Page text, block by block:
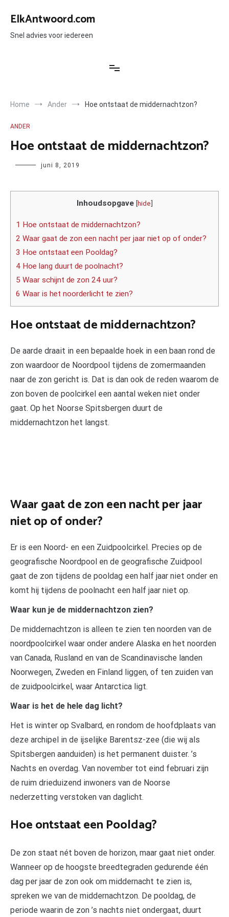
naar
inhoud
ElkAntwoord.com
Snel advies voor iedereen
Home Ander Hoe ontstaat de middernachtzon?
ANDER
Hoe ontstaat de middernachtzon?
Author juni 8, 2019
Inhoudsopgave [hide]
1 Hoe ontstaat de middernachtzon?
2 Waar gaat de zon een nacht per jaar niet op of onder?
3 Hoe ontstaat een Pooldag?
4 Hoe lang duurt de poolnacht?
5 Waar schijnt de zon 24 uur?
6 Waar is het noorderlicht te zien?
Hoe ontstaat de middernachtzon?
De aarde draait in een bepaalde hoek in een baan rond de
zon waardoor de Noordpool tijdens de zomermaanden
naar de zon gericht is. Dat is dan ook de reden waarom de
zon boven de poolcirkel een aantal weken niet onder
gaat. Op het Noorse Spitsbergen duurt de
middernachtzon het langst.
Waar gaat de zon een nacht per jaar
niet op of onder?
Er is een Noord- en een Zuidpoolcirkel. Precies op de
geografische Noordpool en de geografische Zuidpool
gaat de zon tijdens de pooldag een half jaar niet onder en
komt hij tijdens de poolnacht een half jaar niet op.
Waar kun je de middernachtzon zien?
De middernachtzon is alleen te zien ten noorden van de
noordpoolcirkel waar onder andere Alaska en het noorden
van Canada, Rusland en van de Scandinavische landen
Noorwegen, Zweden en Finland liggen, of ten zuiden van
de zuidpoolcirkel, waar Antarctica ligt.
Waar is het de hele dag licht?
Het is winter op Svalbard, en rondom de hoofdplaats van
deze archipel in de ijselijke Barentsz-zee (die wij als
Spitsbergen aanduiden) is het permanent duister. ’s
Nachts en overdag. Van november tot eind februari zijn
de ruim drieduizend inwoners van de Noorse
nederzetting verstoken van daglicht.
Hoe ontstaat een Pooldag?
De zon staat nét boven de horizon, maar gaat niet onder.
Wanneer op de hoogste breedtegraden gedurende één
dag per jaar de zon ook om middernacht te zien is,
spreken we van de middernachtzon. De pooldag, de
periode waarin de zon ’s nachts niet ondergaat, duurt